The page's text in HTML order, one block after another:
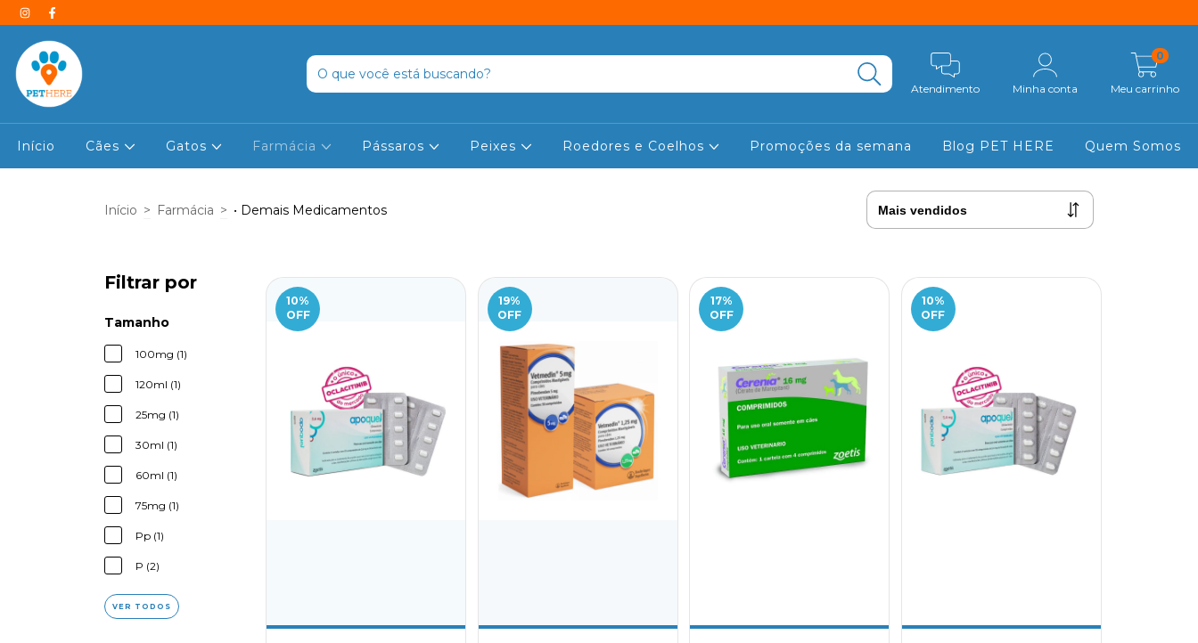
Atendimento Minha conta Meu carrinho
0
Início Cães Gatos Farmácia Pássaros Peixes Roedores e Coelhos Promoções da semana Blog PET HERE Quem Somos
Início > Farmácia > • Demais Medicamentos
Filtrar por
Tamanho
100mg (1)
120ml (1)
25mg (1)
30ml (1)
60ml (1)
75mg (1)
Pp (1)
P (2)
VER TODOS
10%
OFF
19%
OFF
17%
OFF
10%
OFF